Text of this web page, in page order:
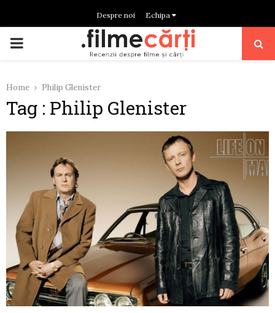
Despre noi Echipa
PRIMARY
Home Philip Glenister
Tag : Philip Glenister